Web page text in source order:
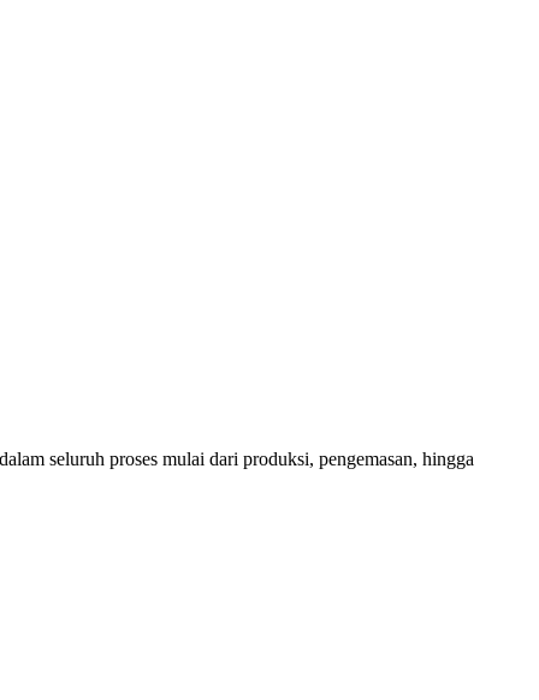
seluruh proses mulai dari produksi, pengemasan, hingga